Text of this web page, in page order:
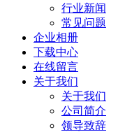
行业新闻
常见问题
企业相册
下载中心
在线留言
关于我们
关于我们
公司简介
领导致辞